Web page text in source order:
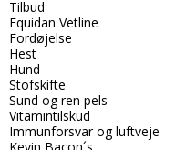
Tilbud
Equidan Vetline
Fordøjelse
Hest
Hund
Stofskifte
Sund og ren pels
Vitamintilskud
Immunforsvar og luftveje
Kevin Bacon´s